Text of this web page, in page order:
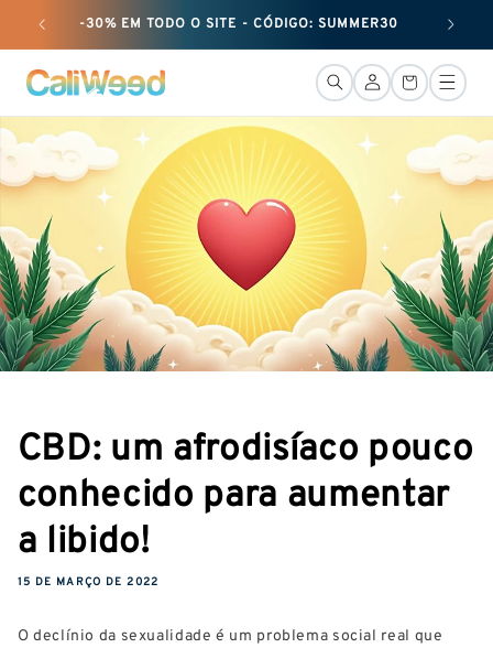
passar
ao
conteúdo
-30% EM TODO O SITE - CÓDIGO: SUMMER30 + 50 G
LiGaçãoCesto
CBD: um afrodisíaco pouco
conhecido para aumentar
a libido!
15 DE MARÇO DE 2022
O declínio da sexualidade é um problema social real que